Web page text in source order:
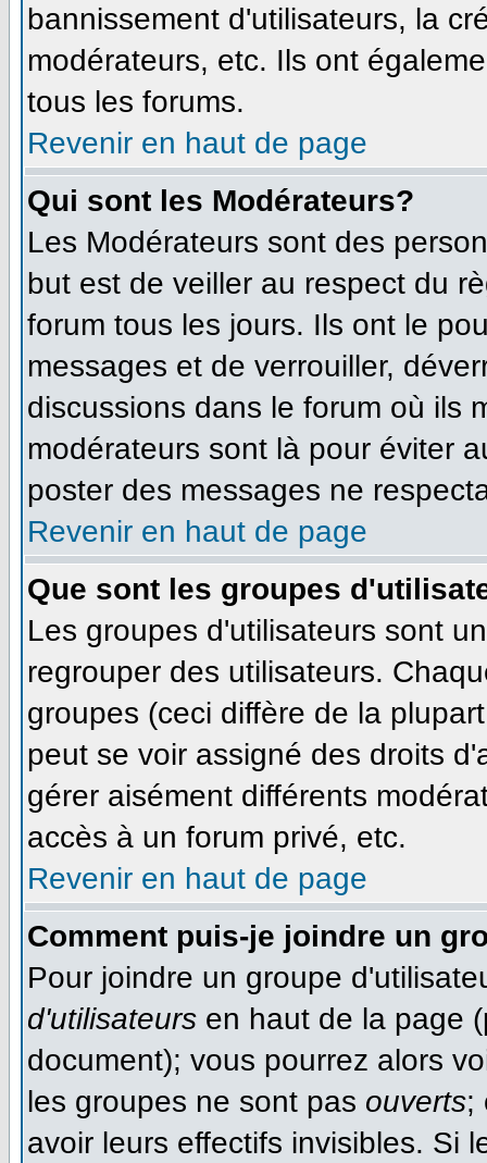
bannissement d'utilisateurs, la
modérateurs, etc. Ils ont
tous les forums.
Revenir en haut de page
Qui sont les Modérateurs?
Les Modérateurs sont des
but est de veiller au respect du
forum tous les jours. Ils ont le
messages et de verrouiller,
discussions dans le forum où ils
modérateurs sont là pour éviter
poster des messages ne
Revenir en haut de page
Que sont les groupes
Les groupes d'utilisateurs sont
regrouper des utilisateurs.
groupes (ceci diffère de la
peut se voir assigné des droits
gérer aisément différents
accès à un forum privé, etc.
Revenir en haut de page
Comment puis-je joindre un
Pour joindre un groupe
d'utilisateurs en haut de la page
document); vous pourrez alors
les groupes ne sont pas ouverts;
avoir leurs effectifs invisibles. Si